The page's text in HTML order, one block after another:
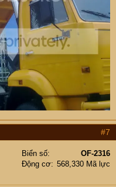
#7
Biển số
OF-2316
Động cơ
568,330 Mã lực